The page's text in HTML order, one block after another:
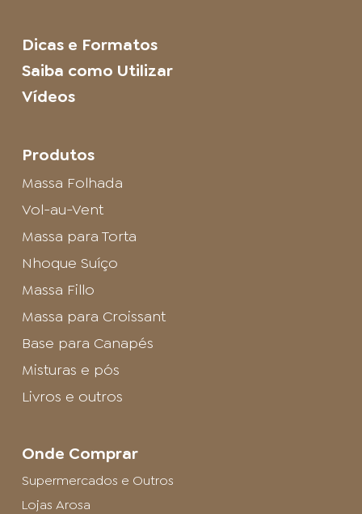
Dicas e Formatos
Saiba como Utilizar
Vídeos
Produtos
Massa Folhada
Vol-au-Vent
Massa para Torta
Nhoque Suíço
Massa Fillo
Massa para Croissant
Base para Canapés
Misturas e pós
Livros e outros
Onde Comprar
Supermercados e Outros
Lojas Arosa